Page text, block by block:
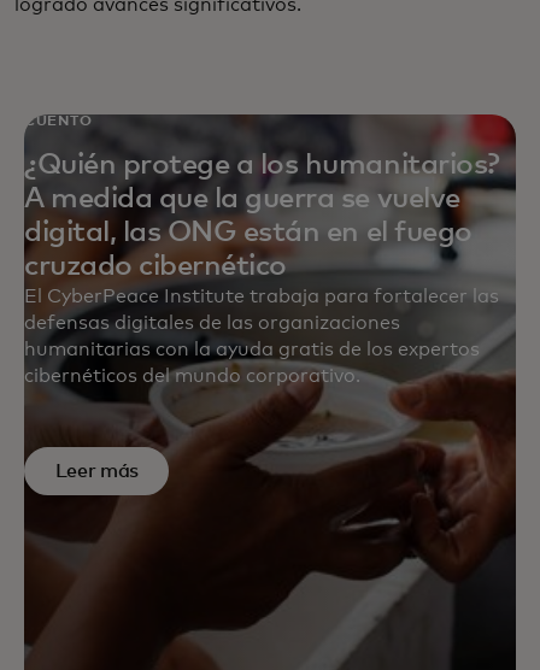
logrado avances significativos.
CUENTO
¿Quién protege a los humanitarios?
A medida que la guerra se vuelve
digital, las ONG están en el fuego
cruzado cibernético
El CyberPeace Institute trabaja para fortalecer las
defensas digitales de las organizaciones
humanitarias con la ayuda gratis de los expertos
cibernéticos del mundo corporativo.
Leer más